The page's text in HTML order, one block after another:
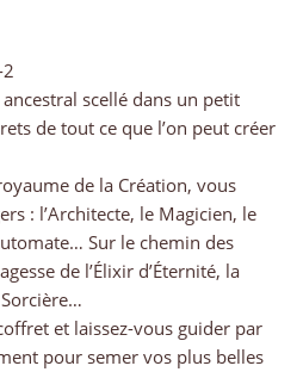
scellé dans un petit
de tout ce que l’on peut créer
de la Création, vous
: l’Architecte, le Magicien, le
Sur le chemin des
de l’Élixir d’Éternité, la
et laissez-vous guider par
pour semer vos plus belles